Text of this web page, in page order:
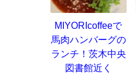
MIYORIcoffeeで
馬肉ハンバーグの
ランチ！茨木中央
図書館近く